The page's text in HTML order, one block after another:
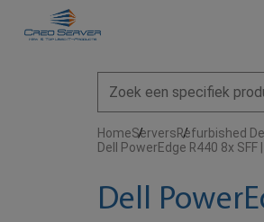
HomeServersRefurbished
Dell PowerEdge R440 8x
Dell